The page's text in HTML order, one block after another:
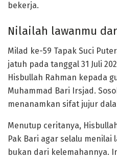
bekerja.
Nilailah lawanmu
Milad ke-59 Tapak Suci
jatuh pada tanggal 31 Juli
Hisbullah Rahman kepada
Muhammad Bari Irsjad.
menanamkan sifat jujur
Menutup ceritanya,
Pak Bari agar selalu
bukan dari kelemahannya.